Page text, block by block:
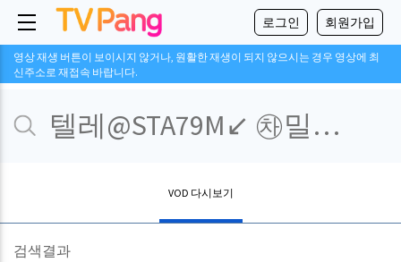
로그인 회원가입
영상 재생 버튼이 보이시지 않거나, 원활한 재생이 되지 않으시는 경우 영상에 최
신주소로 재접속 바랍니다.
VOD 다시보기
검색결과